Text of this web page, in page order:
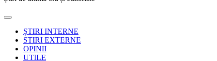
ȘTIRI INTERNE
STIRI EXTERNE
OPINII
UTILE